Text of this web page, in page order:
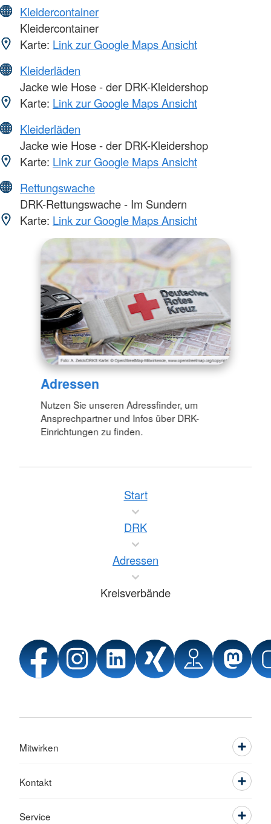
Kleidercontainer
Kleidercontainer
Karte: Link zur Google Maps Ansicht
Kleiderläden
Jacke wie Hose - der DRK-Kleidershop
Karte: Link zur Google Maps Ansicht
Kleiderläden
Jacke wie Hose - der DRK-Kleidershop
Karte: Link zur Google Maps Ansicht
Rettungswache
DRK-Rettungswache - Im Sundern
Karte: Link zur Google Maps Ansicht
Adressen
Nutzen Sie unseren Adressfinder, um
Ansprechpartner und Infos über DRK-
Einrichtungen zu finden.
Start
DRK
Adressen
Kreisverbände
Mitwirken
Kontakt
Service